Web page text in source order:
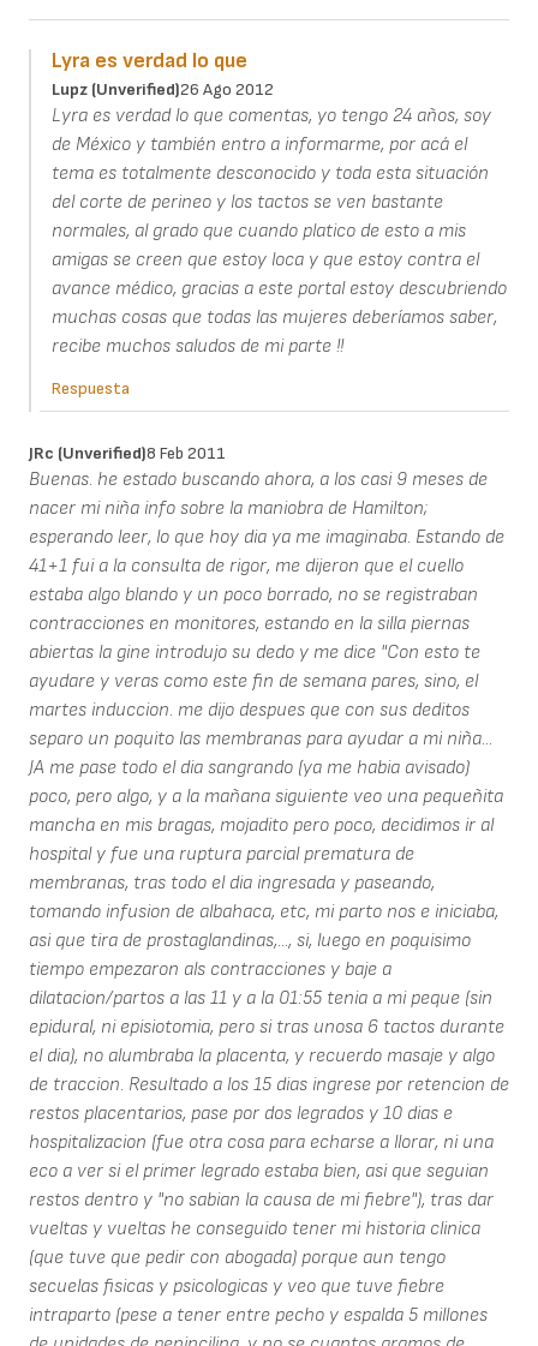
Lyra es verdad lo que
Lupz (unverified)26 Ago 2012
Lyra es verdad lo que comentas, yo tengo 24 años, soy
de México y también entro a informarme, por acá el
tema es totalmente desconocido y toda esta situación
del corte de perineo y los tactos se ven bastante
normales, al grado que cuando platico de esto a mis
amigas se creen que estoy loca y que estoy contra el
avance médico, gracias a este portal estoy descubriendo
muchas cosas que todas las mujeres deberíamos saber,
recibe muchos saludos de mi parte !!
Respuesta
JRc (unverified)8 Feb 2011
Buenas. he estado buscando ahora, a los casi 9 meses de
nacer mi niña info sobre la maniobra de Hamilton;
esperando leer, lo que hoy dia ya me imaginaba. Estando de
41+1 fui a la consulta de rigor, me dijeron que el cuello
estaba algo blando y un poco borrado, no se registraban
contracciones en monitores, estando en la silla piernas
abiertas la gine introdujo su dedo y me dice "Con esto te
ayudare y veras como este fin de semana pares, sino, el
martes induccion. me dijo despues que con sus deditos
separo un poquito las membranas para ayudar a mi niña...
JA me pase todo el dia sangrando (ya me habia avisado)
poco, pero algo, y a la mañana siguiente veo una pequeñita
mancha en mis bragas, mojadito pero poco, decidimos ir al
hospital y fue una ruptura parcial prematura de
membranas, tras todo el dia ingresada y paseando,
tomando infusion de albahaca, etc, mi parto nos e iniciaba,
asi que tira de prostaglandinas,..., si, luego en poquisimo
tiempo empezaron als contracciones y baje a
dilatacion/partos a las 11 y a la 01:55 tenia a mi peque (sin
epidural, ni episiotomia, pero si tras unosa 6 tactos durante
el dia), no alumbraba la placenta, y recuerdo masaje y algo
de traccion. Resultado a los 15 dias ingrese por retencion de
restos placentarios, pase por dos legrados y 10 dias e
hospitalizacion (fue otra cosa para echarse a llorar, ni una
eco a ver si el primer legrado estaba bien, asi que seguian
restos dentro y "no sabian la causa de mi fiebre"), tras dar
vueltas y vueltas he conseguido tener mi historia clinica
(que tuve que pedir con abogada) porque aun tengo
secuelas fisicas y psicologicas y veo que tuve fiebre
intraparto (pese a tener entre pecho y espalda 5 millones